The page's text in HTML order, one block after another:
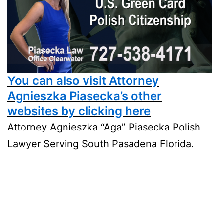
You can also visit Attorney
Agnieszka Piasecka’s other
websites by clicking here
Attorney Agnieszka “Aga” Piasecka Polish
Lawyer Serving South Pasadena Florida.